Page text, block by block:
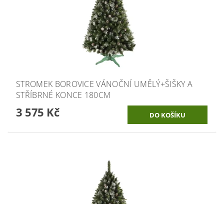
STROMEK BOROVICE VÁNOČNÍ UMĚLÝ+ŠIŠKY A
STŘÍBRNÉ KONCE 180CM
3 575 Kč